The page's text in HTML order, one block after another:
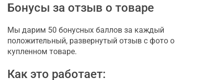
Бонусы за отзыв о товаре
Мы дарим 50 бонусных баллов за каждый
положительный, развернутый отзыв с фото о
купленном товаре.
Как это работает: